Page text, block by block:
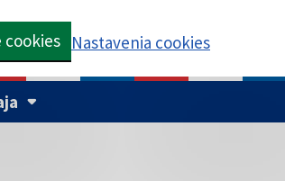
Nastavenia cookies
Táto stránka je